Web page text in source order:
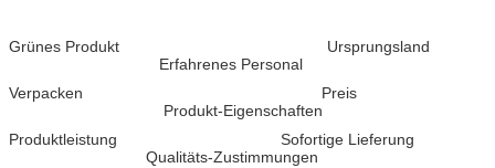
Grünes Produkt Ursprungsland
Erfahrenes Personal
Verpacken Preis
Produkt-Eigenschaften
Produktleistung Sofortige Lieferung
Qualitäts-Zustimmungen